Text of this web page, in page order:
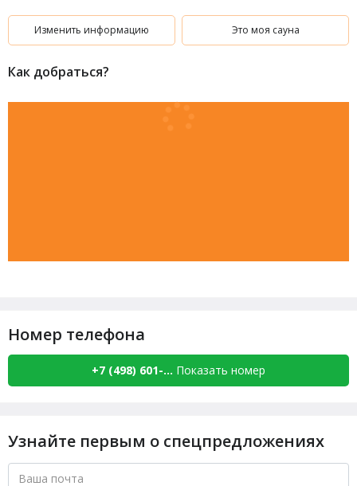
Изменить информацию Это моя сауна
Как добраться?
Номер телефона
+7 (498) 601-... Показать номер
Узнайте первым о спецпредложениях